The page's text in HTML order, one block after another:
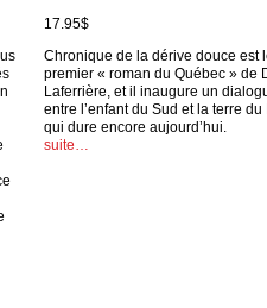
17.95$
Chronique de la dérive douce est
premier « roman du Québec » de
Laferrière, et il inaugure un
entre l’enfant du Sud et la terre du
qui dure encore aujourd’hui.
suite…